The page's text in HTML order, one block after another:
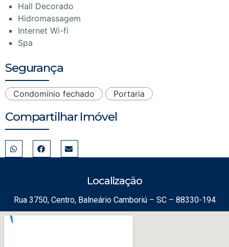
Hall Decorado
Hidromassagem
Internet Wi-fi
Spa
Segurança
Condomínio fechado Portaria
Compartilhar Imóvel
Localização
Rua 3750, Centro, Balneário Camboriú – SC – 88330-194